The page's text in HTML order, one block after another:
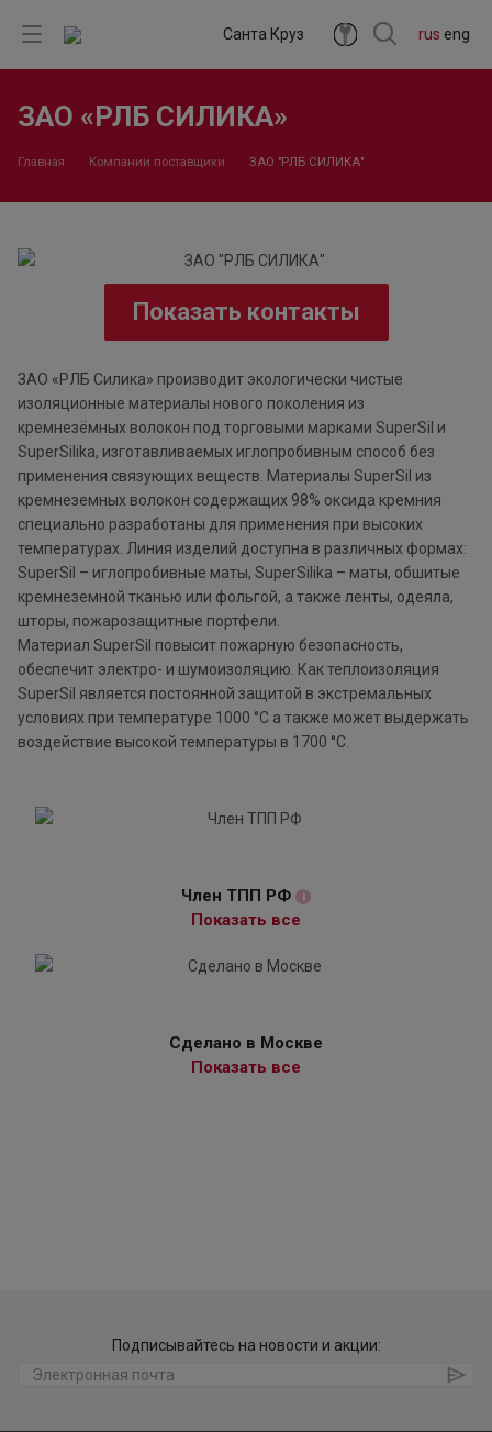
rus eng
Санта Круз
ЗАО «РЛБ СИЛИКА»
Главная Компании поставщики ЗАО "РЛБ СИЛИКА"
Показать контакты
ЗАО «РЛБ Силика» производит экологически чистые
изоляционные материалы нового поколения из
кремнезёмных волокон под торговыми марками SuperSil и
SuperSilika, изготавливаемых иглопробивным способ без
применения связующих веществ. Материалы SuperSil из
кремнеземных волокон содержащих 98% оксида кремния
специально разработаны для применения при высоких
температурах. Линия изделий доступна в различных формах:
SuperSil – иглопробивные маты, SuperSilika – маты, обшитые
кремнеземной тканью или фольгой, а также ленты, одеяла,
шторы, пожарозащитные портфели.
Материал SuperSil повысит пожарную безопасность,
обеспечит электро- и шумоизоляцию. Как теплоизоляция
SuperSil является постоянной защитой в экстремальных
условиях при температуре 1000 °C а также может выдержать
воздействие высокой температуры в 1700 °C.
Член ТПП РФ i
Показать все
Сделано в Москве
Показать все
Подписывайтесь на новости и акции: